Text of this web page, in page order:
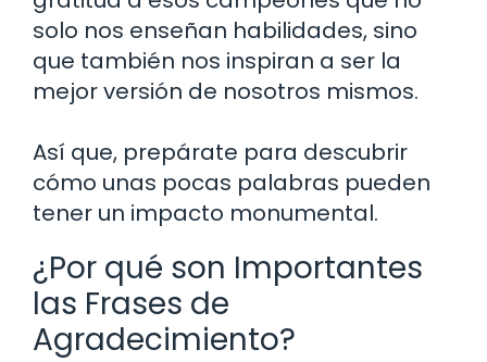
solo nos enseñan habilidades, sino
que también nos inspiran a ser la
mejor versión de nosotros mismos.
Así que, prepárate para descubrir
cómo unas pocas palabras pueden
tener un impacto monumental.
¿Por qué son Importantes
las Frases de
Agradecimiento?